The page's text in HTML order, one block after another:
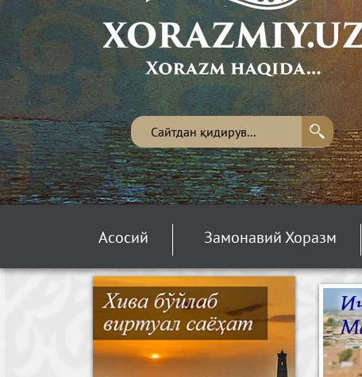
Асосий Замонавий Хоразм